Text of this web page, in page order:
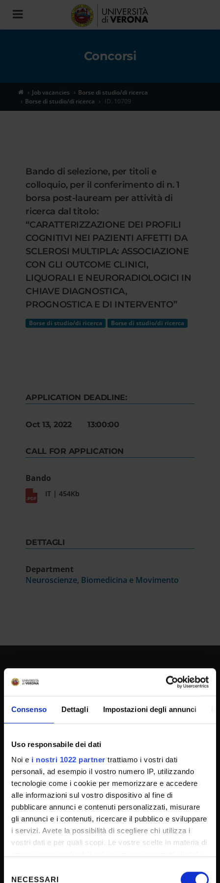
Consenso Dettagli Impostazioni degli annunci
Uso responsabile dei dati
Noi e i nostri 1022 partner trattiamo i vostri dati
personali, ad esempio il vostro numero IP, utilizzando
tecnologie come i cookie per memorizzare e accedere
alle informazioni sul vostro dispositivo al fine di
pubblicare annunci e contenuti personalizzati, misurare
gli annunci e i contenuti, ricercare il pubblico e sviluppare
i servizi. Avete la possibilità di scegliere chi utilizza i
vostri dati e per quali scopi. Le vostre scelte in materia di
modificare o revocare il proprio consenso in qualsiasi
delNECESSARI
Toggle
navigation
Concorsi
Job vacancies
Borse di studio/di ricerca
Borse di studio/di ricerca
ID. 10709
Bando di selezione, per titoli e
colloquio, per il conferimento di n. 1
borsa post-lauream per attività di
ricerca dal titolo:
“CARATTERIZZAZIONE DEI PROFILI
COGNITIVI NEI PAZIENTI AFFETTI DA
SCLEROSI MULTIPLA: ASSOCIAZIONE
CON GLI OUTCOME CLINICI,
LIQUORALI E NEURORADIOLOGICI IN
CHIAVE DIAGNOSTICA,
PROGNOSTICA E DI INTERVENTO”
Borse di studio/di ricerca Borse di studio/di ricerca
APPLICATION DEADLINE:
Oct 13, 2022 13:00:00
CALL FOR APPLICATION
Bando
IT | 454Kb
DETTAGLI
Department
Neuroscienze, Biomedicina e Movimento
UNIVERSITY SERVICES
Transparency
Job vacancies
Procurement
Notifications
Terms and conditions
Privacy policy
Sponsorizzazioni e donazioni
Events